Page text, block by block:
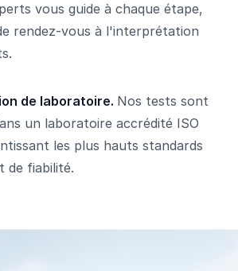
vous guide à chaque étape,
rendez-vous à l'interprétation
de laboratoire. Nos tests sont
un laboratoire accrédité ISO
les plus hauts standards
de fiabilité.